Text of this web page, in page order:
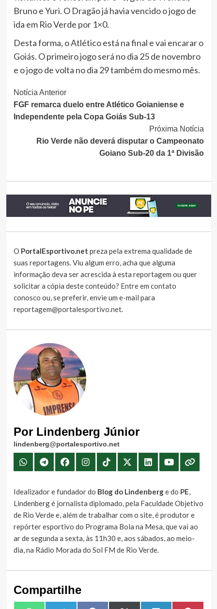
Bruno e Yuri. O Dragão já havia vencido o jogo de
ida em Rio Verde por 1×0.
Desta forma, o Atlético está na final e vai encarar o
Goiás. O primeiro jogo será no dia 25 de novembro
e o jogo de volta no dia 29 também do mesmo mês.
Continue
Lendo
Notícia Anterior
FGF remarca duelo entre Atlético Goianiense e
Independente pela Copa Goiás Sub-13
Próxima Notícia
Rio Verde não deverá disputar o Campeonato
Goiano Sub-20 da 1ª Divisão
O PortalEsportivo.net preza pela extrema qualidade de
suas reportagens. Viu algum erro, acha que alguma
informação deva ser acrescida à esta reportagem ou quer
solicitar a cópia deste conteúdo? Entre em contato
conosco ou, se preferir, envie um e-mail para
reportagem@portalesportivo.net.
Por Lindenberg Júnior
lindenberg@portalesportivo.net
Idealizador e fundador do Blog do Lindenberge do PE,
Lindenberg é jornalista diplomado, pela Faculdade Objetivo
de Rio Verde e, além de trabalhar com o site, é produtor e
repórter esportivo do Programa Bola na Mesa, que vai ao
ar de segunda a sexta, às 11h30 e, aos sábados, ao meio-
dia, na Rádio Morada do Sol FM de Rio Verde.
Compartilhe